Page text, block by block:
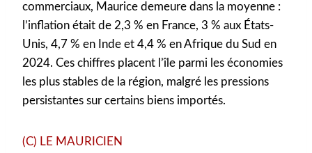
commerciaux, Maurice demeure dans la moyenne :
l’inflation était de 2,3 % en France, 3 % aux États-
Unis, 4,7 % en Inde et 4,4 % en Afrique du Sud en
2024. Ces chiffres placent l’île parmi les économies
les plus stables de la région, malgré les pressions
persistantes sur certains biens importés.
(C) LE MAURICIEN